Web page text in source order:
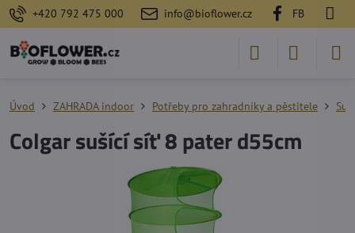
+420 792 475 000 info@bioflower.cz FB
Úvod ZAHRADA indoor Potřeby pro zahradníky a pěstitele
Colgar sušící síť 8 pater d55cm